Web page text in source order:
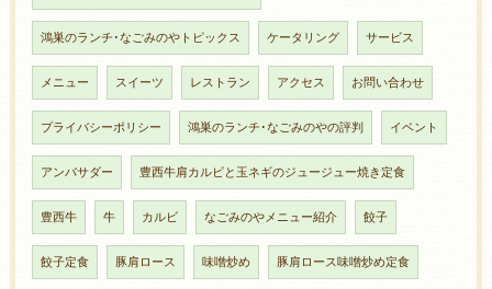
鴻巣のランチ･なごみのやトピックス ケータリング サービス
メニュー スイーツ レストラン アクセス お問い合わせ
プライバシーポリシー 鴻巣のランチ･なごみのやの評判 イベント
アンバサダー 豊西牛肩カルビと玉ネギのジュージュー焼き定食
豊西牛 牛 カルビ なごみのやメニュー紹介 餃子
餃子定食 豚肩ロース 味噌炒め 豚肩ロース味噌炒め定食